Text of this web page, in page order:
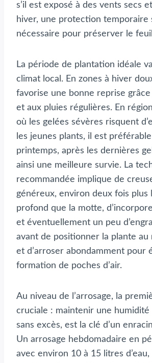
s’il est exposé à des vents secs
hiver, une protection temporaire
nécessaire pour préserver le
La période de plantation idéale
climat local. En zones à hiver
favorise une bonne reprise
et aux pluies régulières. En
où les gelées sévères risquent
les jeunes plants, il est
printemps, après les dernières
ainsi une meilleure survie. La
recommandée implique de
généreux, environ deux fois plus
profond que la motte,
et éventuellement un peu
avant de positionner la plante au
et d’arroser abondamment pour
formation de poches d’air.
Au niveau de l’arrosage, la
cruciale : maintenir une humidité
sans excès, est la clé d’un
Un arrosage hebdomadaire en
avec environ 10 à 15 litres